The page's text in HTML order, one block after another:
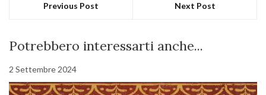
Previous Post Next Post
Potrebbero interessarti anche...
2 Settembre 2024